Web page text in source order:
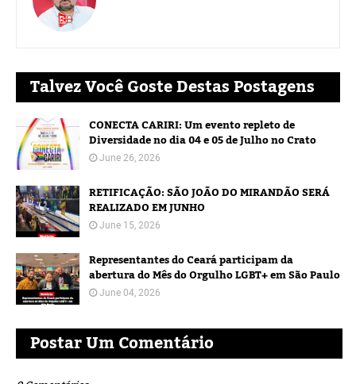
Talvez Você Goste Destas Postagens
CONECTA CARIRI: Um evento repleto de
Diversidade no dia 04 e 05 de Julho no Crato
June 26, 2026
RETIFICAÇÃO: SÃO JOÃO DO MIRANDÃO SERÁ
REALIZADO EM JUNHO
June 15, 2026
Representantes do Ceará participam da
abertura do Mês do Orgulho LGBT+ em São Paulo
June 04, 2026
Postar Um Comentário